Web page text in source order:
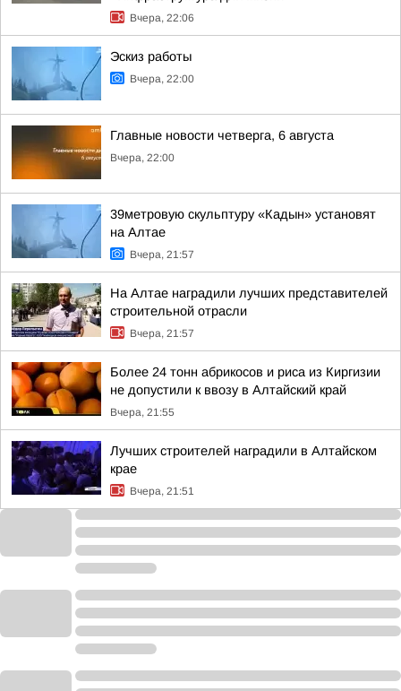
Вчера, 22:06
Эскиз работы
Вчера, 22:00
Главные новости четверга, 6 августа
Вчера, 22:00
39метровую скульптуру «Кадын» установят
на Алтае
Вчера, 21:57
На Алтае наградили лучших представителей
строительной отрасли
Вчера, 21:57
Более 24 тонн абрикосов и риса из Киргизии
не допустили к ввозу в Алтайский край
Вчера, 21:55
Лучших строителей наградили в Алтайском
крае
Вчера, 21:51